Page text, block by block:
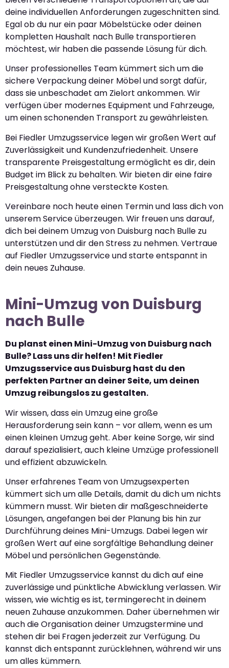
deine individuellen Anforderungen zugeschnitten sind.
Egal ob du nur ein paar Möbelstücke oder deinen
kompletten Haushalt nach Bulle transportieren
möchtest, wir haben die passende Lösung für dich.
Unser professionelles Team kümmert sich um die
sichere Verpackung deiner Möbel und sorgt dafür,
dass sie unbeschadet am Zielort ankommen. Wir
verfügen über modernes Equipment und Fahrzeuge,
um einen schonenden Transport zu gewährleisten.
Bei Fiedler Umzugsservice legen wir großen Wert auf
Zuverlässigkeit und Kundenzufriedenheit. Unsere
transparente Preisgestaltung ermöglicht es dir, dein
Budget im Blick zu behalten. Wir bieten dir eine faire
Preisgestaltung ohne versteckte Kosten.
Vereinbare noch heute einen Termin und lass dich von
unserem Service überzeugen. Wir freuen uns darauf,
dich bei deinem Umzug von Duisburg nach Bulle zu
unterstützen und dir den Stress zu nehmen. Vertraue
auf Fiedler Umzugsservice und starte entspannt in
dein neues Zuhause.
Mini-Umzug von Duisburg
nach Bulle
Du planst einen Mini-Umzug von Duisburg nach
Bulle? Lass uns dir helfen! Mit Fiedler
Umzugsservice aus Duisburg hast du den
perfekten Partner an deiner Seite, um deinen
Umzug reibungslos zu gestalten.
Wir wissen, dass ein Umzug eine große
Herausforderung sein kann – vor allem, wenn es um
einen kleinen Umzug geht. Aber keine Sorge, wir sind
darauf spezialisiert, auch kleine Umzüge professionell
und effizient abzuwickeln.
Unser erfahrenes Team von Umzugsexperten
kümmert sich um alle Details, damit du dich um nichts
kümmern musst. Wir bieten dir maßgeschneiderte
Lösungen, angefangen bei der Planung bis hin zur
Durchführung deines Mini-Umzugs. Dabei legen wir
großen Wert auf eine sorgfältige Behandlung deiner
Möbel und persönlichen Gegenstände.
Mit Fiedler Umzugsservice kannst du dich auf eine
zuverlässige und pünktliche Abwicklung verlassen. Wir
wissen, wie wichtig es ist, termingerecht in deinem
neuen Zuhause anzukommen. Daher übernehmen wir
auch die Organisation deiner Umzugstermine und
stehen dir bei Fragen jederzeit zur Verfügung. Du
kannst dich entspannt zurücklehnen, während wir uns
um alles kümmern.